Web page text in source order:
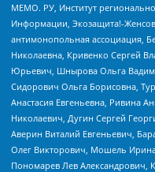
МЕМО. РУ, Институт
Информации, Экозащита!-
антимонопольная ассоциация,
Николаевна, Кривенко Сергей
Юрьевич, Шнырова Ольга
Сидорович Ольга Борисовна,
Анастасия Евгеньевна, Ривина
Николаевич, Дугин Сергей
Аверин Виталий Евгеньевич,
Олег Викторович, Мошель
Пономарев Лев Александрович,